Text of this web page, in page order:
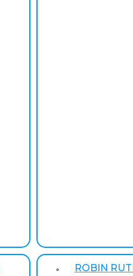
ROBIN